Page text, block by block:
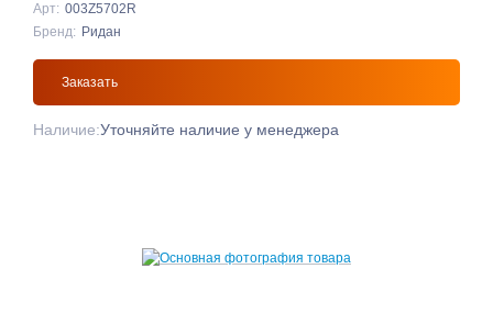
Арт: 003Z5702R
Бренд: Ридан
Заказать
Наличие:Уточняйте наличие у менеджера